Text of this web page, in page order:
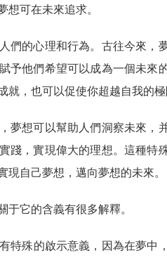
想可在未來追求。
們的心理和行為。古往今來，
予他們希望可以成為一個未來
就，也可以促使你超越自我的極
夢想可以幫助人們洞察未來，
踐，實現偉大的理想。這種特
現自己夢想，邁向夢想的未來。
于它的含義有很多解釋。
特殊的啟示意義，因為在夢